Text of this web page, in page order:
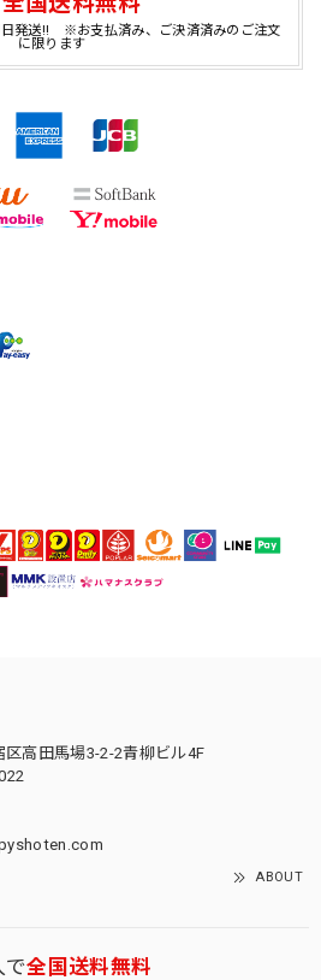
日発送!! ※お支払済み、ご決済済みのご注文
に限ります
区高田馬場3-2-2青柳ビル4F
ABOUT
で全国送料無料